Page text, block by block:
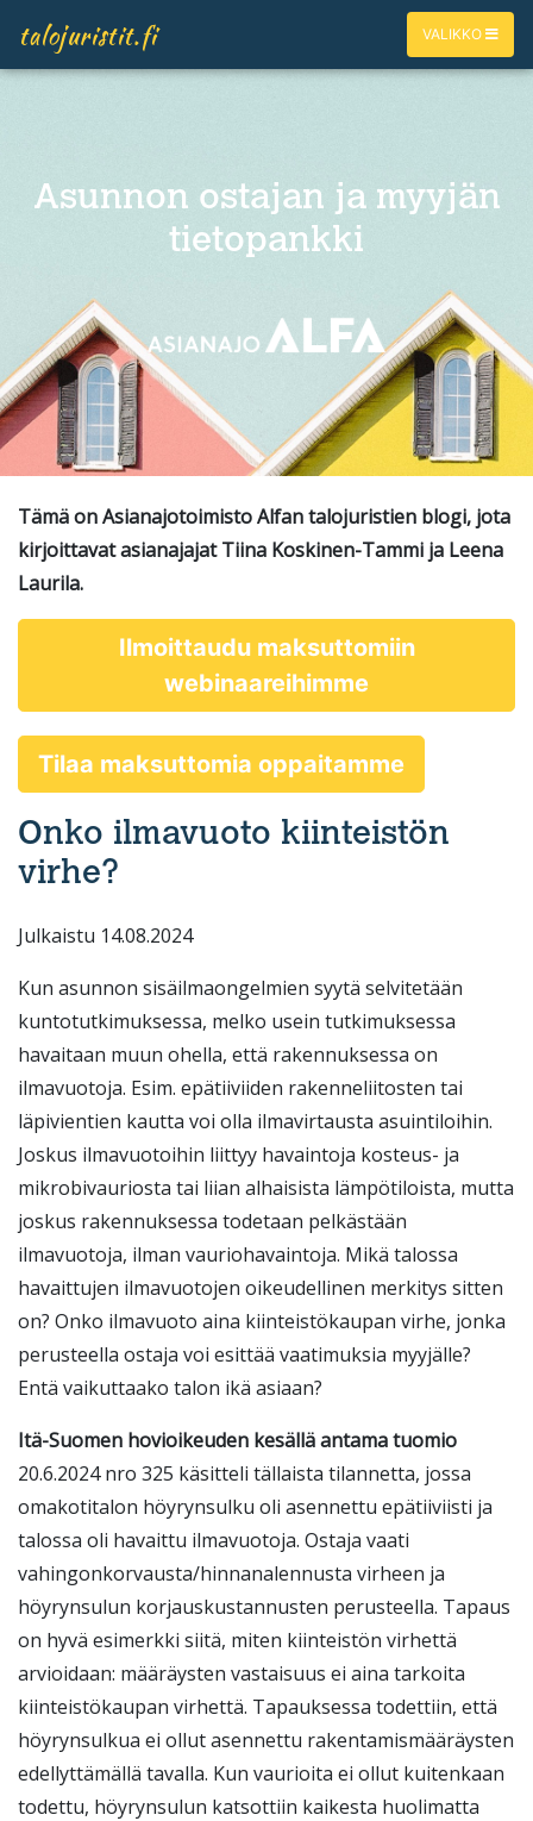
talojuristit.fi VALIKKO
Asunnon ostajan ja myyjän
tietopankki
Tämä on Asianajotoimisto Alfan talojuristien blogi, jota
kirjoittavat asianajajat Tiina Koskinen-Tammi ja Leena
Laurila.
Ilmoittaudu maksuttomiin
webinaareihimme
Tilaa maksuttomia oppaitamme
Onko ilmavuoto kiinteistön
virhe?
Julkaistu 14.08.2024
Kun asunnon sisäilmaongelmien syytä selvitetään
kuntotutkimuksessa, melko usein tutkimuksessa
havaitaan muun ohella, että rakennuksessa on
ilmavuotoja. Esim. epätiiviiden rakenneliitosten tai
läpivientien kautta voi olla ilmavirtausta asuintiloihin.
Joskus ilmavuotoihin liittyy havaintoja kosteus- ja
mikrobivauriosta tai liian alhaisista lämpötiloista, mutta
joskus rakennuksessa todetaan pelkästään
ilmavuotoja, ilman vauriohavaintoja. Mikä talossa
havaittujen ilmavuotojen oikeudellinen merkitys sitten
on? Onko ilmavuoto aina kiinteistökaupan virhe, jonka
perusteella ostaja voi esittää vaatimuksia myyjälle?
Entä vaikuttaako talon ikä asiaan?
Itä-Suomen hovioikeuden kesällä antama tuomio
20.6.2024 nro 325 käsitteli tällaista tilannetta, jossa
omakotitalon höyrynsulku oli asennettu epätiiviisti ja
talossa oli havaittu ilmavuotoja. Ostaja vaati
vahingonkorvausta/hinnanalennusta virheen ja
höyrynsulun korjauskustannusten perusteella. Tapaus
on hyvä esimerkki siitä, miten kiinteistön virhettä
arvioidaan: määräysten vastaisuus ei aina tarkoita
kiinteistökaupan virhettä. Tapauksessa todettiin, että
höyrynsulkua ei ollut asennettu rakentamismääräysten
edellyttämällä tavalla. Kun vaurioita ei ollut kuitenkaan
todettu, höyrynsulun katsottiin kaikesta huolimatta